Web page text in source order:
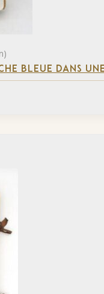
BLEUE DANS